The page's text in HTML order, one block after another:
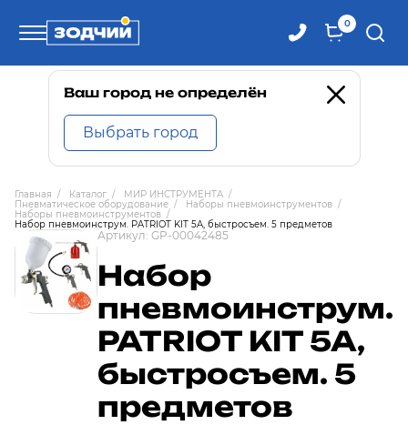
0
Телефоны
8 800 100-71-71
8 (4242) 30-00-27
8 (4242) 30-00-72
Ваш город не определён
Выбрать город
Главная / Каталог / МИР ИНСТРУМЕНТА /
Пневматическое оборудование / Наборы пневмоинструментов /
Наборы пневмоинструментов /
Набор пневмоинструм. PATRIOT KIT 5A, быстросъем. 5 предметов
Артикул: GP-00042485
Набор
пневмоинструм.
PATRIOT KIT 5A,
быстросъем. 5
предметов